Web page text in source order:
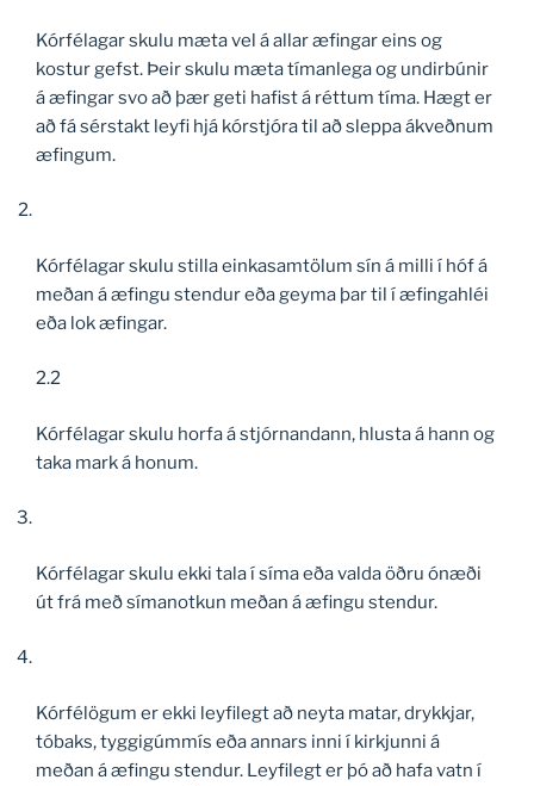
Kórfélagar skulu mæta vel á allar æfingar eins og
kostur gefst. Þeir skulu mæta tímanlega og undirbúnir
á æfingar svo að þær geti hafist á réttum tíma. Hægt er
að fá sérstakt leyfi hjá kórstjóra til að sleppa ákveðnum
æfingum.
Kórfélagar skulu stilla einkasamtölum sín á milli í hóf á
meðan á æfingu stendur eða geyma þar til í æfingahléi
eða lok æfingar.
2.2
Kórfélagar skulu horfa á stjórnandann, hlusta á hann og
taka mark á honum.
Kórfélagar skulu ekki tala í síma eða valda öðru ónæði
út frá með símanotkun meðan á æfingu stendur.
Kórfélögum er ekki leyfilegt að neyta matar, drykkjar,
tóbaks, tyggigúmmís eða annars inni í kirkjunni á
meðan á æfingu stendur. Leyfilegt er þó að hafa vatn í